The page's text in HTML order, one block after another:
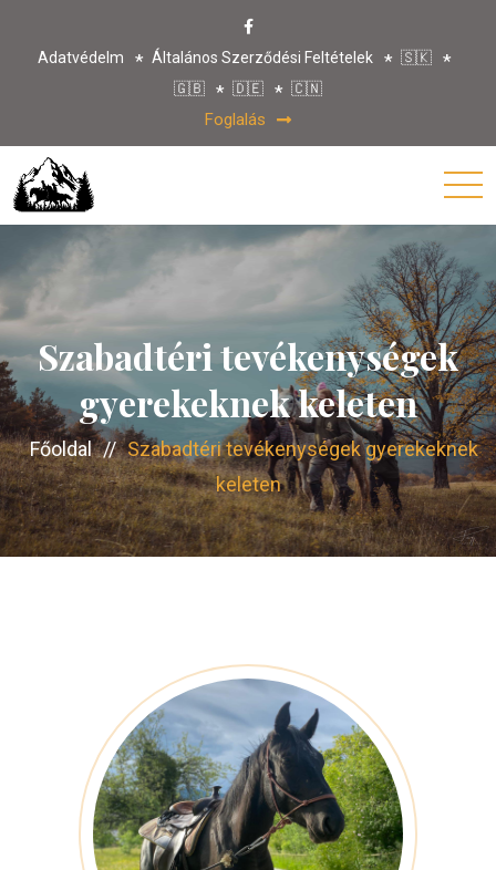
Adatvédelm Általános Szerződési Feltételek
🇸🇰
🇬🇧
🇩🇪 🇨🇳
Foglalás
Szabadtéri tevékenységek
gyerekeknek keleten
Főoldal // Szabadtéri tevékenységek gyerekeknek
keleten